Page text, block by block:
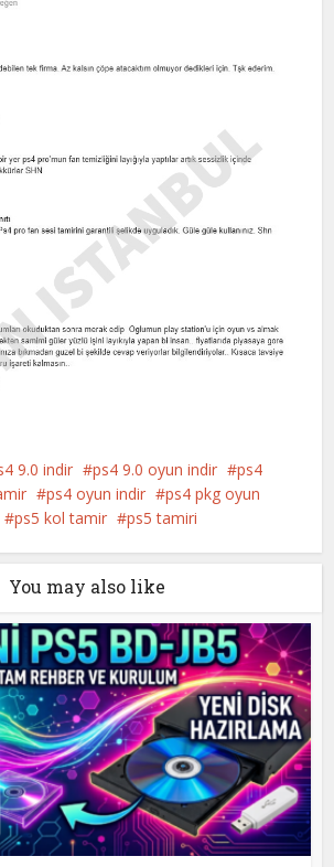
9.0 indir ps4 9.0 oyun indir
ps4
ps4 oyun indir
ps4 pkg oyun
ps5 kol tamir ps5 tamiri
You may also like